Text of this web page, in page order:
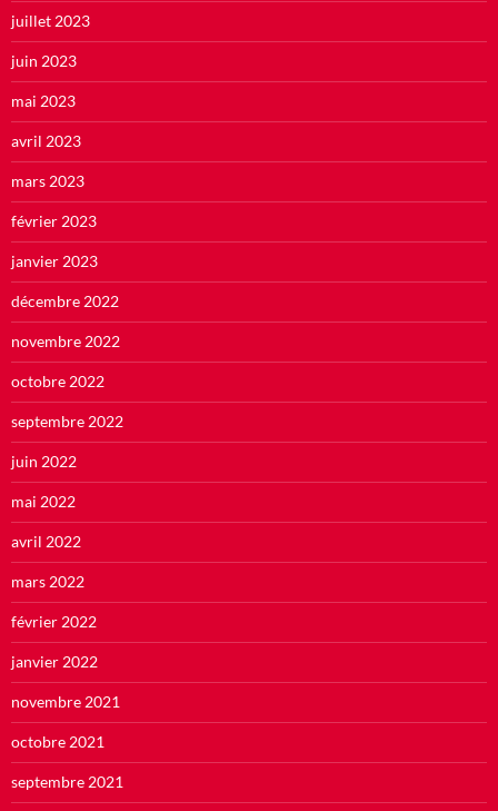
juillet 2023
juin 2023
mai 2023
avril 2023
mars 2023
février 2023
janvier 2023
décembre 2022
novembre 2022
octobre 2022
septembre 2022
juin 2022
mai 2022
avril 2022
mars 2022
février 2022
janvier 2022
novembre 2021
octobre 2021
septembre 2021